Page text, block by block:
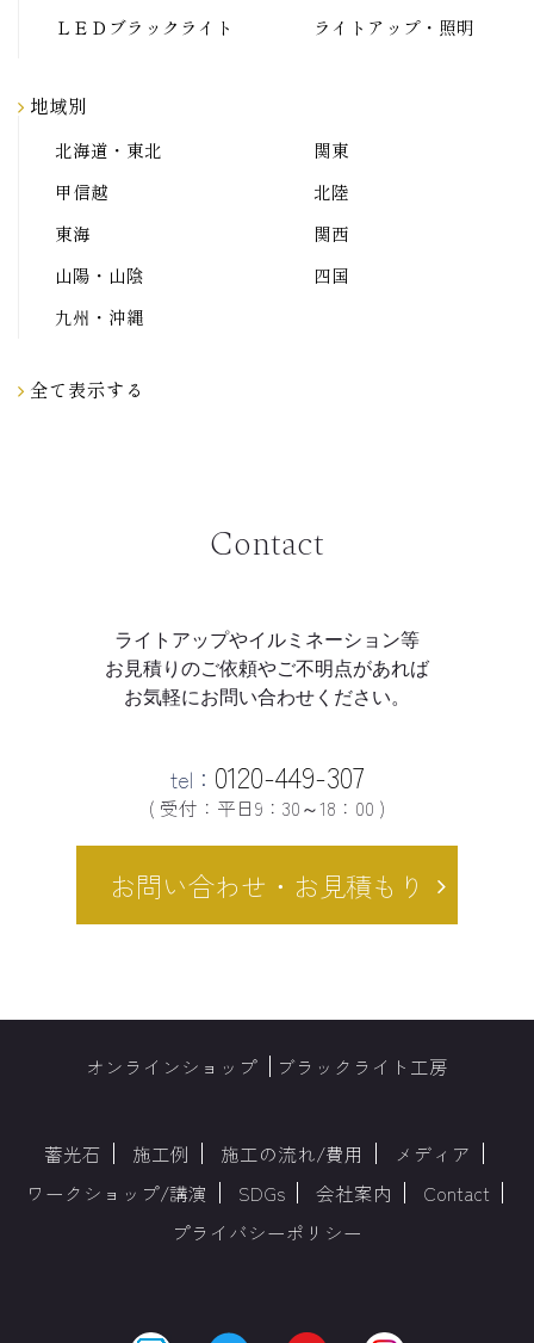
ＬＥＤブラックライト
ライトアップ・照明
地域別
北海道・東北
関東
甲信越
北陸
東海
関西
山陽・山陰
四国
九州・沖縄
全て表示する
Contact
ライトアップやイルミネーション等
お見積りのご依頼やご不明点があれば
お気軽にお問い合わせください。
tel： 0120-449-307
( 受付：平日9：30～18：00 )
お問い合わせ・お見積もり
オンラインショップ ブラックライト工房
蓄光石 施工例 施工の流れ/費用
メディア
ワークショップ/講演
SDGs 会社案内
Contact
プライバシーポリシー